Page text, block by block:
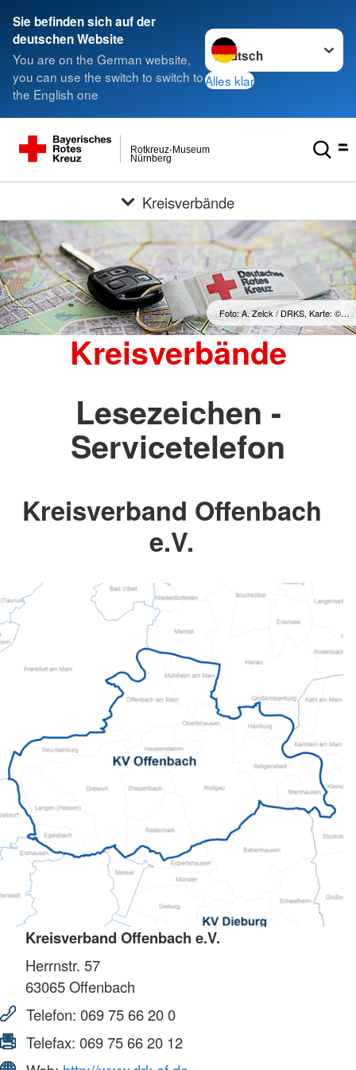
Sie befinden sich auf der
deutschen Website
You are on the German website,
you can use the switch to switch to
the English one
Sprache wechseln zu
Alles klar
Nürnberg
Rotkreuz-Museum
Kreisverbände
Foto: A. Zelck / DRKS, Karte: ©…
Kreisverbände
Lesezeichen -
Servicetelefon
Kreisverband Offenbach
e.V.
Kreisverband Offenbach e.V.
Herrnstr. 57
63065Offenbach
Telefon: 069 75 66 20 0
Telefax: 069 75 66 20 12